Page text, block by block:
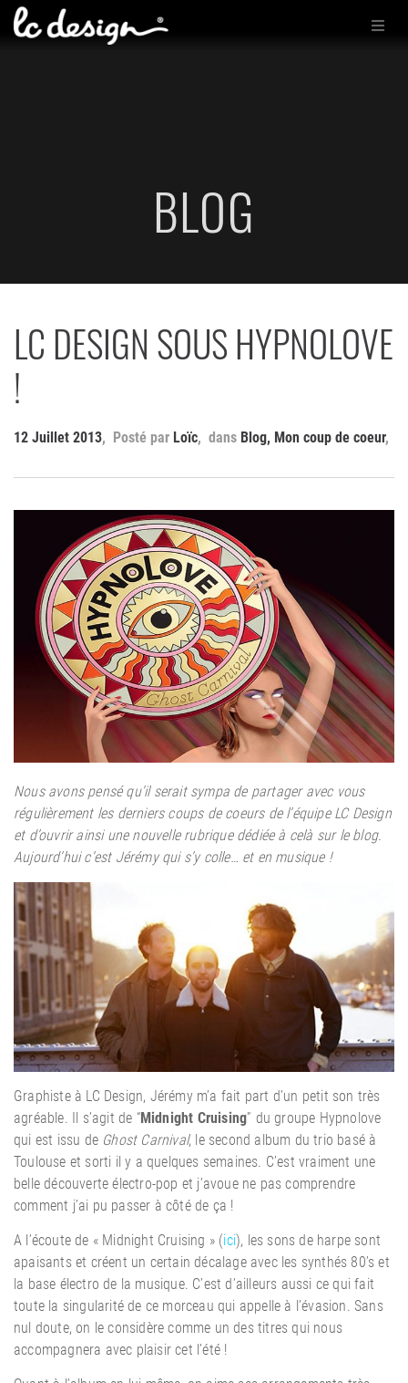
BLOG
LC DESIGN SOUS HYPNOLOVE
!
12 Juillet 2013 Loïc Blog, Mon coup de coeur
Nous avons pensé qu’il serait sympa de partager avec vous
régulièrement les derniers coups de coeurs de l’équipe LC Design
et d’ouvrir ainsi une nouvelle rubrique dédiée à celà sur le blog.
Aujourd’hui c’est Jérémy qui s’y colle… et en musique !
Graphiste à LC Design, Jérémy m’a fait part d’un petit son très
agréable. Il s’agit de “Midnight Cruising” du groupe Hypnolove
qui est issu de Ghost Carnival, le second album du trio basé à
Toulouse et sorti il y a quelques semaines. C’est vraiment une
belle découverte électro-pop et j’avoue ne pas comprendre
comment j’ai pu passer à côté de ça !
A l’écoute de « Midnight Cruising » (ici), les sons de harpe sont
apaisants et créent un certain décalage avec les synthés 80’s et
la base électro de la musique. C’est d’ailleurs aussi ce qui fait
toute la singularité de ce morceau qui appelle à l’évasion. Sans
nul doute, on le considère comme un des titres qui nous
accompagnera avec plaisir cet l’été !